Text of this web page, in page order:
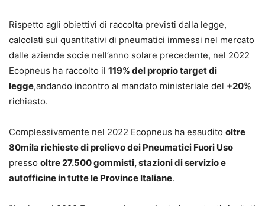
Rispetto agli obiettivi di raccolta previsti dalla legge,
calcolati sui quantitativi di pneumatici immessi nel mercato
dalle aziende socie nell’anno solare precedente, nel 2022
Ecopneus ha raccolto il 119% del proprio target di
legge,andando incontro al mandato ministeriale del +20%
richiesto.
Complessivamente nel 2022 Ecopneus ha esaudito oltre
80mila richieste di prelievo dei Pneumatici Fuori Uso
presso oltre 27.500 gommisti, stazioni di servizio e
autofficine in tutte le Province Italiane.